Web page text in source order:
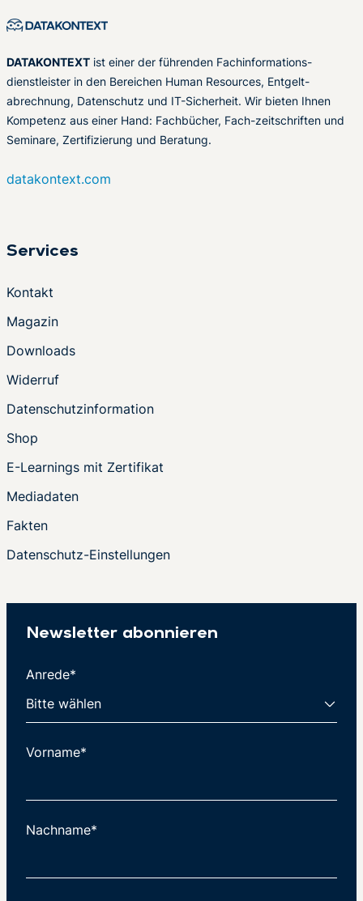
DATAKONTEXT ist einer der führenden Fachinformations-
dienstleister in den Bereichen Human Resources, Entgelt-
abrechnung, Datenschutz und IT-Sicherheit. Wir bieten Ihnen
Kompetenz aus einer Hand: Fachbücher, Fach-zeitschriften und
Seminare, Zertifizierung und Beratung.
datakontext.com
Services
Kontakt
Magazin
Downloads
Widerruf
Datenschutzinformation
Shop
E-Learnings mit Zertifikat
Mediadaten
Fakten
Datenschutz-Einstellungen
Newsletter abonnieren
Anrede*
Vorname*
Nachname*